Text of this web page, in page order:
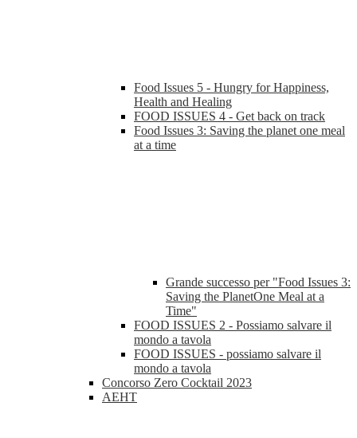
Food Issues 5 - Hungry for Happiness,
Health and Healing
FOOD ISSUES 4 - Get back on track
Food Issues 3: Saving the planet one meal
at a time
Grande successo per "Food Issues 3:
Saving the PlanetOne Meal at a
Time"
FOOD ISSUES 2 - Possiamo salvare il
mondo a tavola
FOOD ISSUES - possiamo salvare il
mondo a tavola
Concorso Zero Cocktail 2023
AEHT